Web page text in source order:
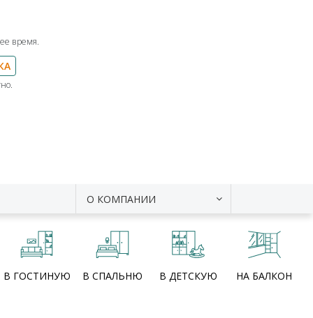
время.
О КОМПАНИИ
В ГОСТИНУЮ В СПАЛЬНЮ В ДЕТСКУЮ НА БАЛКОН